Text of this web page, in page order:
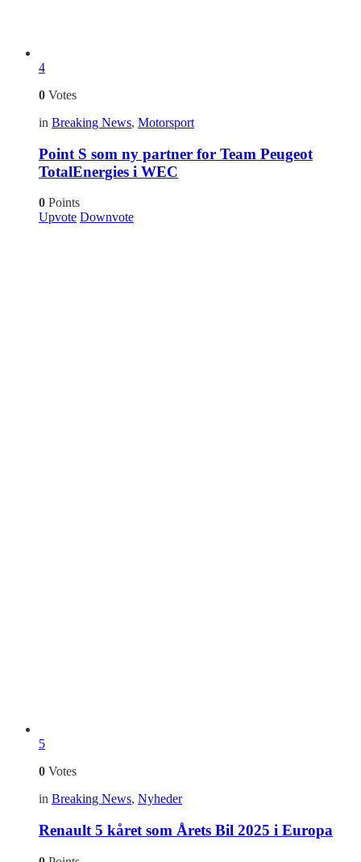
4
0 Votes
in Breaking News, Motorsport
Point S som ny partner for Team Peugeot
TotalEnergies i WEC
0 Points
Upvote Downvote
5
0 Votes
in Breaking News, Nyheder
Renault 5 kåret som Årets Bil 2025 i Europa